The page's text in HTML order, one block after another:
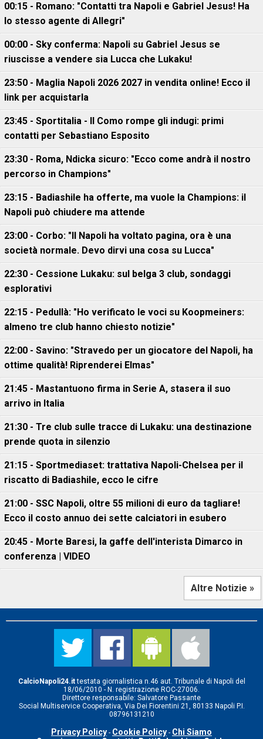
00:15 - Romano: "Contatti tra Napoli e Gabriel Jesus! Ha
lo stesso agente di Allegri"
00:00 - Sky conferma: Napoli su Gabriel Jesus se
riuscisse a vendere sia Lucca che Lukaku!
23:50 - Maglia Napoli 2026 2027 in vendita online! Ecco il
link per acquistarla
23:45 - Sportitalia - Il Como rompe gli indugi: primi
contatti per Sebastiano Esposito
23:30 - Roma, Ndicka sicuro: "Ecco come andrà il nostro
percorso in Champions"
23:15 - Badiashile ha offerte, ma vuole la Champions: il
Napoli può chiudere ma attende
23:00 - Corbo: "Il Napoli ha voltato pagina, ora è una
società normale. Devo dirvi una cosa su Lucca"
22:30 - Cessione Lukaku: sul belga 3 club, sondaggi
esplorativi
22:15 - Pedullà: "Ho verificato le voci su Koopmeiners:
almeno tre club hanno chiesto notizie"
22:00 - Savino: "Stravedo per un giocatore del Napoli, ha
ottime qualità! Riprenderei Elmas"
21:45 - Mastantuono firma in Serie A, stasera il suo
arrivo in Italia
21:30 - Tre club sulle tracce di Lukaku: una destinazione
prende quota in silenzio
21:15 - Sportmediaset: trattativa Napoli-Chelsea per il
riscatto di Badiashile, ecco le cifre
21:00 - SSC Napoli, oltre 55 milioni di euro da tagliare!
Ecco il costo annuo dei sette calciatori in esubero
20:45 - Morte Baresi, la gaffe dell'interista Dimarco in
conferenza | VIDEO
Altre Notizie »
CalcioNapoli24.ittestata giornalistica n.46 aut. Tribunale di Napoli del
18/06/2010 - N. registrazione ROC-27006.
Direttore responsabile: Salvatore Passante
Social Multiservice Cooperativa, Via Dei Fiorentini 21, 80133 Napoli P.I.
08796131210
Privacy Policy - Cookie Policy - Chi Siamo